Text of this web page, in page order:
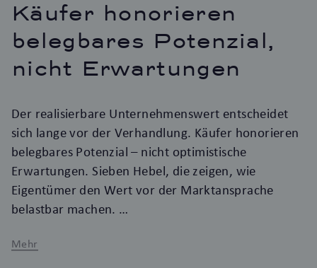
Käufer honorieren
belegbares Potenzial,
nicht Erwartungen
Der realisierbare Unternehmenswert entscheidet
sich lange vor der Verhandlung. Käufer honorieren
belegbares Potenzial – nicht optimistische
Erwartungen. Sieben Hebel, die zeigen, wie
Eigentümer den Wert vor der Marktansprache
belastbar machen.
Mehr